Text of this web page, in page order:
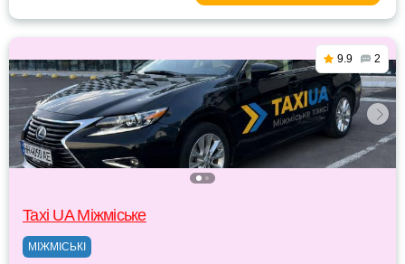
9.9 2
Taxi UA Міжміське
МІЖМІСЬКІ